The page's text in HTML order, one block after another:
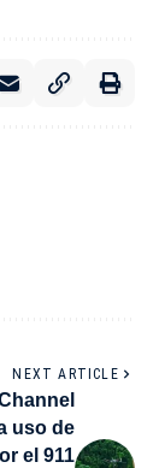
NEXT ARTICLE
uso de
el 911